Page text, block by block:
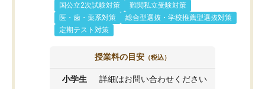
国公立2次試験対策
難関私立受験対策
医・歯・薬系対策
総合型選抜・学校推薦型選抜対策
定期テスト対策
授業料の目安 （税込）
小学生 詳細はお問い合わせください